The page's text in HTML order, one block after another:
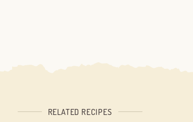
RELATED RECIPES